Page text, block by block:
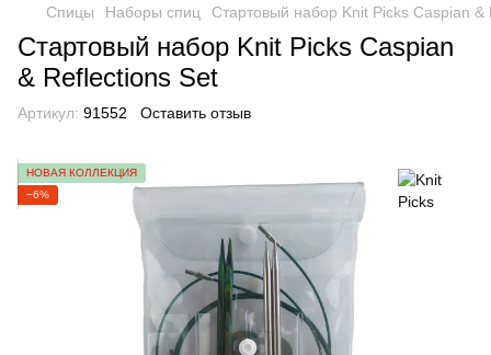
Спицы Наборы спиц Стартовый набор Knit Picks Caspian &
Стартовый набор Knit Picks Caspian
& Reflections Set
Артикул: 91552 Оставить отзыв
НОВАЯ КОЛЛЕКЦИЯ
−6%